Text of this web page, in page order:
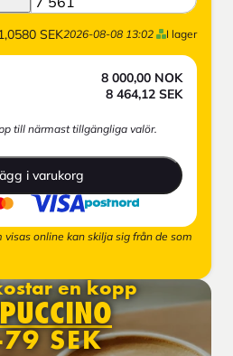
SEK2026-08-08 13:02 I lager
8 000,00 NOK
8 464,12 SEK
till närmast tillgängliga valör.
i varukorg
visas online kan skilja sig från de som
en kopp
SEK